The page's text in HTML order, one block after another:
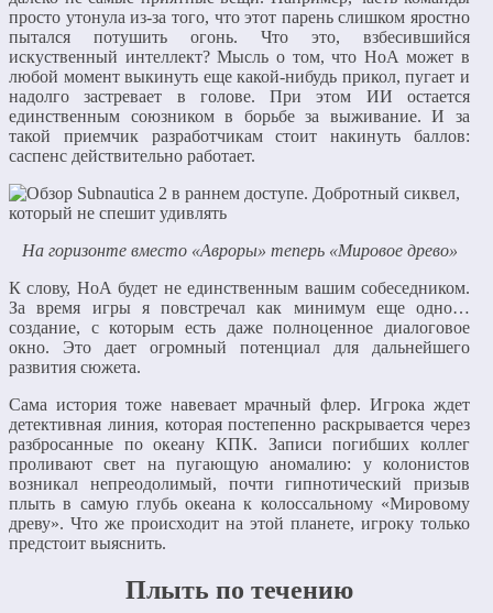
просто утонула из-за того, что этот парень слишком яростно
пытался потушить огонь. Что это, взбесившийся
искуственный интеллект? Мысль о том, что НоА может в
любой момент выкинуть еще какой-нибудь прикол, пугает и
надолго застревает в голове. При этом ИИ остается
единственным союзником в борьбе за выживание. И за
такой приемчик разработчикам стоит накинуть баллов:
саспенс действительно работает.
На горизонте вместо «Авроры» теперь «Мировое древо»
К слову, НоА будет не единственным вашим собеседником.
За время игры я повстречал как минимум еще одно…
создание, с которым есть даже полноценное диалоговое
окно. Это дает огромный потенциал для дальнейшего
развития сюжета.
Сама история тоже навевает мрачный флер. Игрока ждет
детективная линия, которая постепенно раскрывается через
разбросанные по океану КПК. Записи погибших коллег
проливают свет на пугающую аномалию: у колонистов
возникал непреодолимый, почти гипнотический призыв
плыть в самую глубь океана к колоссальному «Мировому
древу». Что же происходит на этой планете, игроку только
предстоит выяснить.
Плыть по течению